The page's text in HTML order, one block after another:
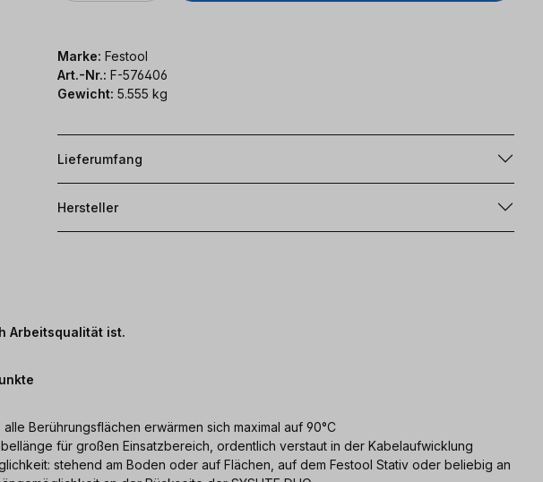
Marke: Festool
Art.-Nr.: F-576406
Gewicht: 5.555 kg
Lieferumfang
Hersteller
Arbeitsqualität ist.
alle Berührungsflächen erwärmen sich maximal auf 90°C
für großen Einsatzbereich, ordentlich verstaut in der Kabelaufwicklung
stehend am Boden oder auf Flächen, auf dem Festool Stativ oder beliebig an